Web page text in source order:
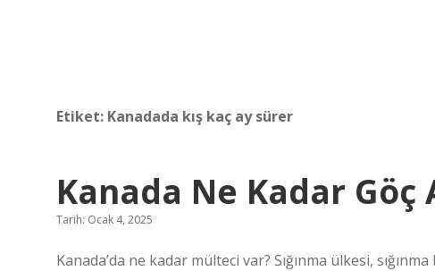
Etiket: Kanadada kış kaç ay sürer
Kanada Ne Kadar Göç
Tarih: Ocak 4, 2025
Kanada’da ne kadar mülteci var? Sığınma ülkesi,